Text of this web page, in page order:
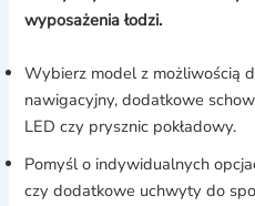
wyposażenia łodzi.
Wybierz model z możliwością
nawigacyjny, dodatkowe
LED czy prysznic pokładowy.
Pomyśl o indywidualnych
czy dodatkowe uchwyty do